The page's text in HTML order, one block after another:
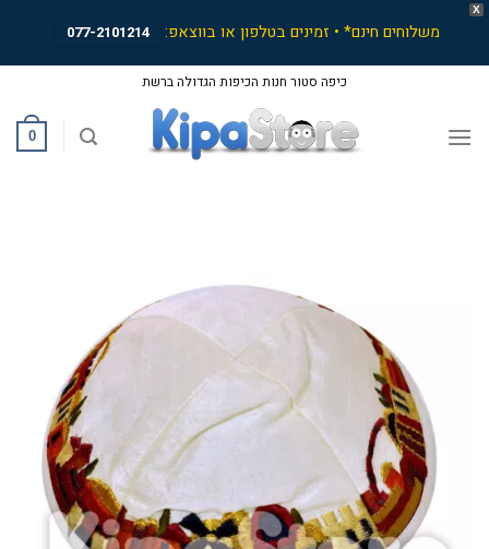
X
משלוחים חינם* • זמינים בטלפון או בווצאפ: 077-2101214
content
כיפה סטור חנות הכיפות הגדולה ברשת
0